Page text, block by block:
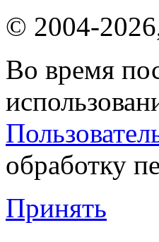
© 2004-
Во время
обработку
Принять